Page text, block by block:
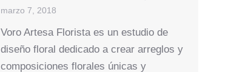
marzo 7, 2018
Voro Artesa Florista es un estudio de
diseño floral dedicado a crear arreglos y
composiciones florales únicas y